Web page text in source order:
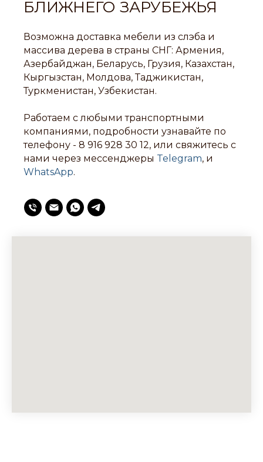
БЛИЖНЕГО ЗАРУБЕЖЬЯ
Возможна доставка мебели из слэба и
массива дерева в страны СНГ: Армения,
Азербайджан, Беларусь, Грузия, Казахстан,
Кыргызстан, Молдова, Таджикистан,
Туркменистан, Узбекистан.
Работаем с любыми транспортными
компаниями, подробности узнавайте по
телефону - 8 916 928 30 12, или свяжитесь с
нами через мессенджеры Telegram, и
WhatsApp.